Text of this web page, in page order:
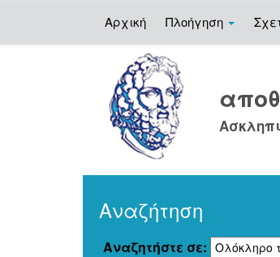
Αρχική Πλοήγηση
Αναζήτηση
Αναζητήστε σε: